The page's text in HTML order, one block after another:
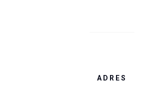
ADRES